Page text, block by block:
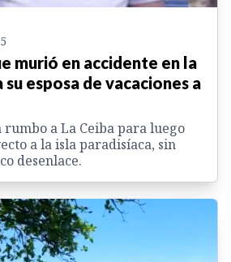
murió en accidente en la
esposa de vacaciones a
a La Ceiba para luego
a la isla paradisíaca, sin
desenlace.